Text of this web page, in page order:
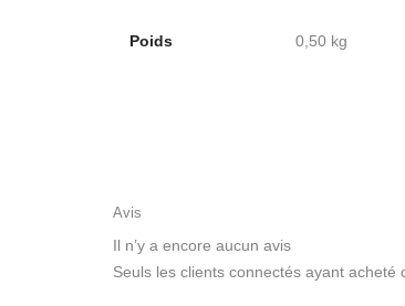
Poids 0,50 kg
Avis
Il n’y a encore aucun avis
Seuls les clients connectés ayant